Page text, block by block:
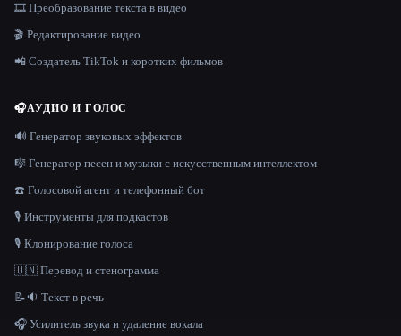
🎞️ Преобразование текста в видео
🎬 Редактирование видео
📲 Создатель TikTok и коротких фильмов
🎧АУДИО И ГОЛОС
🔊 Генератор звуковых эффектов
🎼 Генератор песен и музыки с искусственным интеллектом
☎️ Голосовой агент и телефонный бот
🎙️ Инструменты для подкастов
🎙️ Клонирование голоса
🇺🇳 Перевод и стенограмма
📝🔉 Текст в речь
🎧 Усилитель звука и удаление вокала